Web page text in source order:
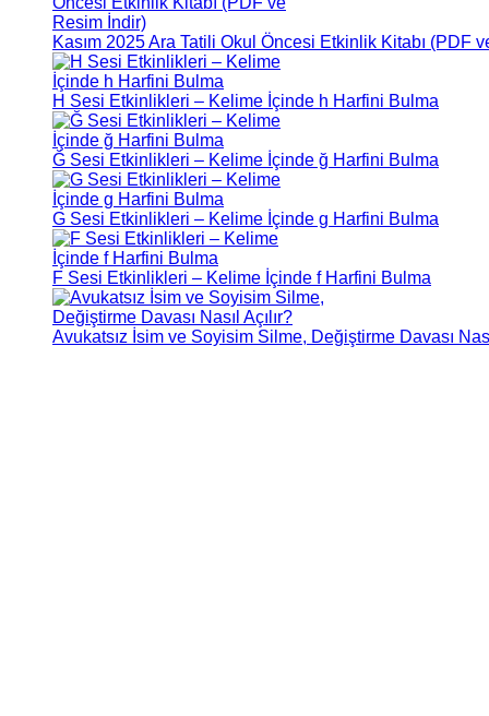
Kasım 2025 Ara Tatili Okul Öncesi Etkinlik Kitabı (PDF
H Sesi Etkinlikleri – Kelime İçinde h Harfini Bulma
Ğ Sesi Etkinlikleri – Kelime İçinde ğ Harfini Bulma
G Sesi Etkinlikleri – Kelime İçinde g Harfini Bulma
F Sesi Etkinlikleri – Kelime İçinde f Harfini Bulma
Avukatsız İsim ve Soyisim Silme, Değiştirme Davası